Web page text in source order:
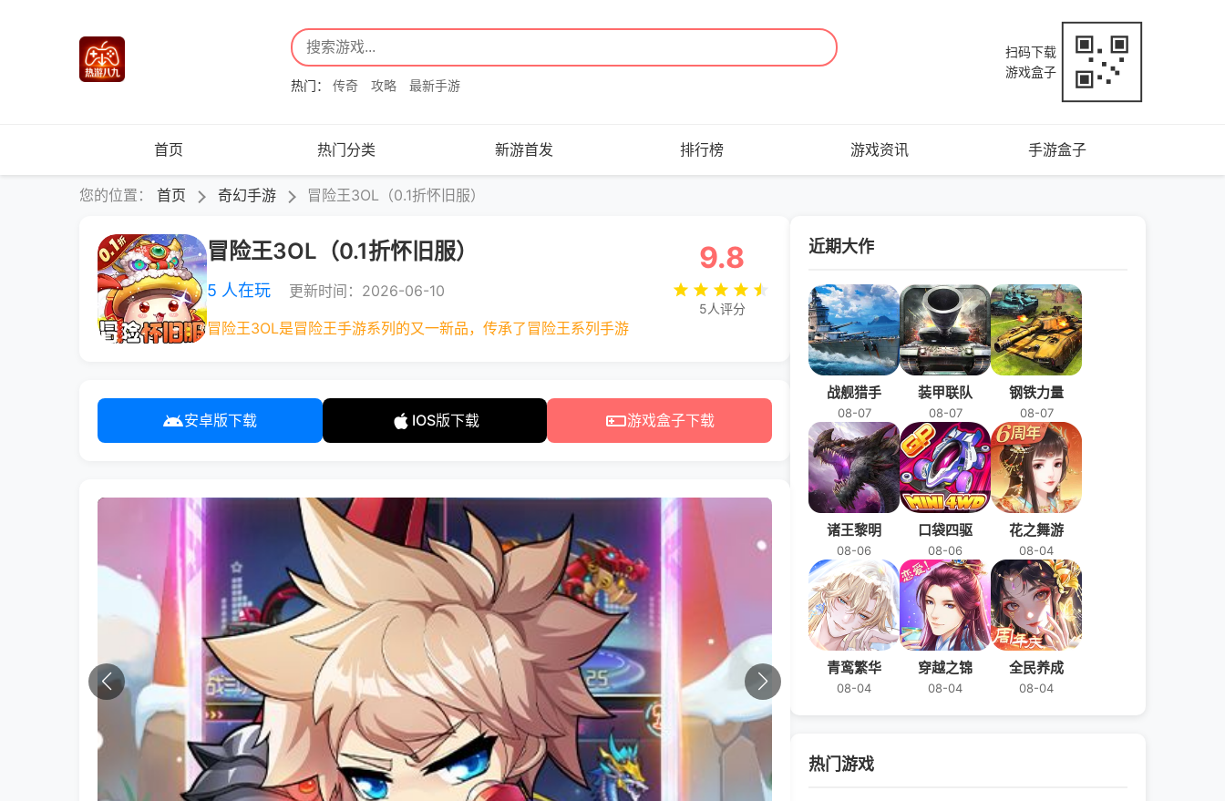
热门： 传奇 攻略 最新手游
扫码下载
游戏盒子
首页 热门分类 新游首发 排行榜 游戏资讯 手游盒子
您的位置： 首页 奇幻手游 冒险王3OL（0.1折怀旧服）
冒险王3OL（0.1折怀旧服）
5 人在玩 更新时间：2026-06-10
冒险王3OL是冒险王手游系列的又一新品，传承了冒险王系列手游
9.8
5人评分
安卓版下载 IOS版下载 游戏盒子下载
近期大作
战舰猎手
08-07
装甲联队
08-07
钢铁力量
08-07
诸王黎明
08-06
口袋四驱
08-06
花之舞游
08-04
青鸾繁华
08-04
穿越之锦
08-04
全民养成
08-04
热门游戏